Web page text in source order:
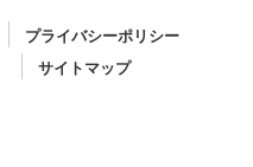
プライバシーポリシー
サイトマップ